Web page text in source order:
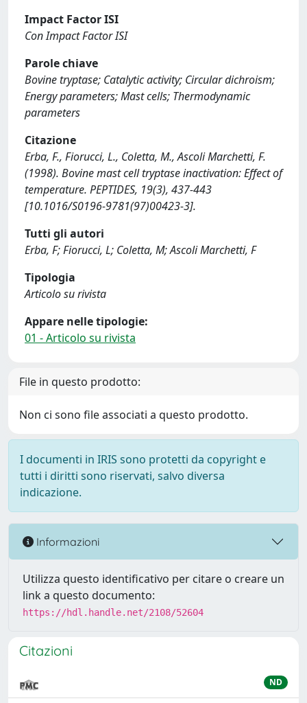
Impact Factor ISI
Con Impact Factor ISI
Parole chiave
Bovine tryptase; Catalytic activity; Circular dichroism;
Energy parameters; Mast cells; Thermodynamic
parameters
Citazione
Erba, F., Fiorucci, L., Coletta, M., Ascoli Marchetti, F.
(1998). Bovine mast cell tryptase inactivation: Effect of
temperature. PEPTIDES, 19(3), 437-443
[10.1016/S0196-9781(97)00423-3].
Tutti gli autori
Erba, F; Fiorucci, L; Coletta, M; Ascoli Marchetti, F
Tipologia
Articolo su rivista
Appare nelle tipologie:
01 - Articolo su rivista
File in questo prodotto:
Non ci sono file associati a questo prodotto.
I documenti in IRIS sono protetti da copyright e
tutti i diritti sono riservati, salvo diversa
indicazione.
Informazioni
Utilizza questo identificativo per citare o creare un
link a questo documento:
https://hdl.handle.net/2108/52604
Citazioni
ND